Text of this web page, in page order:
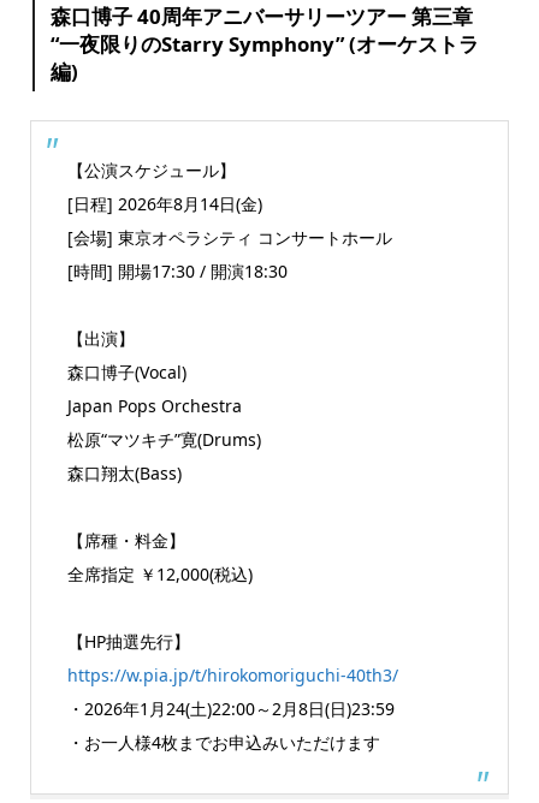
森口博子 40周年アニバーサリーツアー 第三章
“一夜限りのStarry Symphony” (オーケストラ
編)
【公演スケジュール】
[日程] 2026年8月14日(金)
[会場] 東京オペラシティ コンサートホール
[時間] 開場17:30 / 開演18:30
【出演】
森口博子(Vocal)
Japan Pops Orchestra
松原“マツキチ”寛(Drums)
森口翔太(Bass)
【席種・料金】
全席指定 ￥12,000(税込)
【HP抽選先行】
https://w.pia.jp/t/hirokomoriguchi-40th3/
・2026年1月24(土)22:00～2月8日(日)23:59
・お一人様4枚までお申込みいただけます